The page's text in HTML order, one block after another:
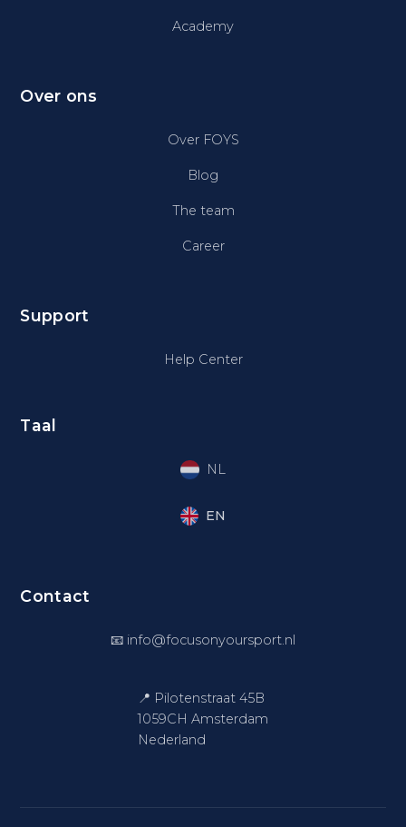
Academy
Over ons
Over FOYS
Blog
The team
Career
Support
Help Center
Taal
NL
EN
Contact
📧 info@focusonyoursport.nl
📍 Pilotenstraat 45B
1059CH Amsterdam
Nederland